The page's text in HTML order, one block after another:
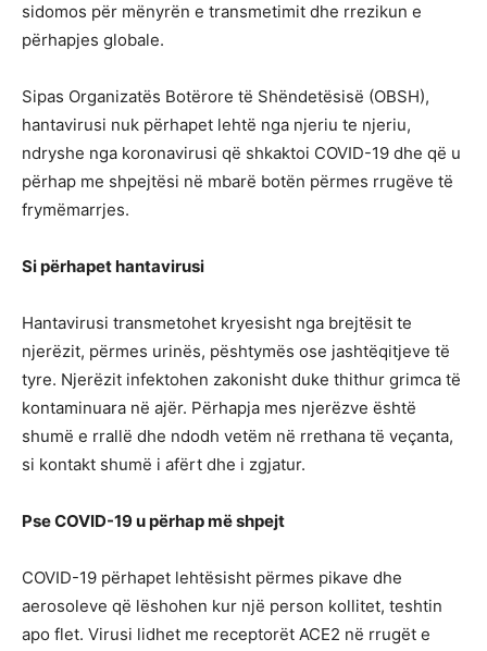
sidomos për mënyrën e transmetimit dhe rrezikun e
përhapjes globale.
Sipas Organizatës Botërore të Shëndetësisë (OBSH),
hantavirusi nuk përhapet lehtë nga njeriu te njeriu,
ndryshe nga koronavirusi që shkaktoi COVID-19 dhe që u
përhap me shpejtësi në mbarë botën përmes rrugëve të
frymëmarrjes.
Si përhapet hantavirusi
Hantavirusi transmetohet kryesisht nga brejtësit te
njerëzit, përmes urinës, pështymës ose jashtëqitjeve të
tyre. Njerëzit infektohen zakonisht duke thithur grimca të
kontaminuara në ajër. Përhapja mes njerëzve është
shumë e rrallë dhe ndodh vetëm në rrethana të veçanta,
si kontakt shumë i afërt dhe i zgjatur.
Pse COVID-19 u përhap më shpejt
COVID-19 përhapet lehtësisht përmes pikave dhe
aerosoleve që lëshohen kur një person kollitet, teshtin
apo flet. Virusi lidhet me receptorët ACE2 në rrugët e